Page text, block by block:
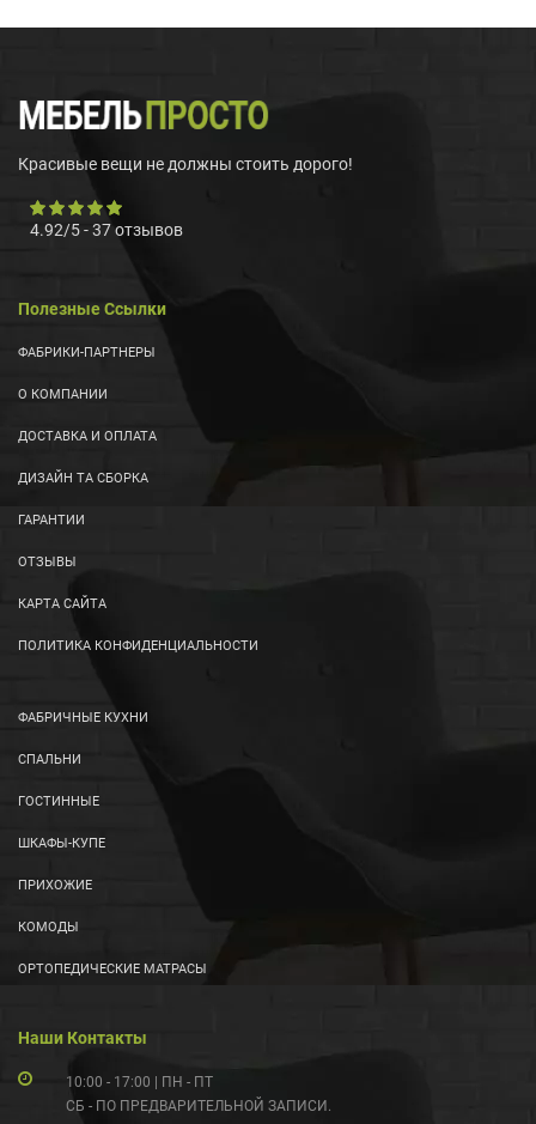
Красивые вещи не должны стоить дорого!
4.92/5-37отзывов
Полезные Ссылки
ФАБРИКИ-ПАРТНЕРЫ
О КОМПАНИИ
ДОСТАВКА И ОПЛАТА
ДИЗАЙН ТА СБОРКА
ГАРАНТИИ
ОТЗЫВЫ
КАРТА САЙТА
ПОЛИТИКА КОНФИДЕНЦИАЛЬНОСТИ
ФАБРИЧНЫЕ КУХНИ
СПАЛЬНИ
ГОСТИННЫЕ
ШКАФЫ-КУПЕ
ПРИХОЖИЕ
КОМОДЫ
ОРТОПЕДИЧЕСКИЕ МАТРАСЫ
Наши Контакты
10:00 - 17:00 | ПН - ПТ
СБ - ПО ПРЕДВАРИТЕЛЬНОЙ ЗАПИСИ.